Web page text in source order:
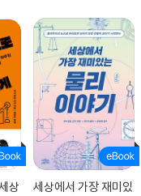
상
세상에서 가장 재미있